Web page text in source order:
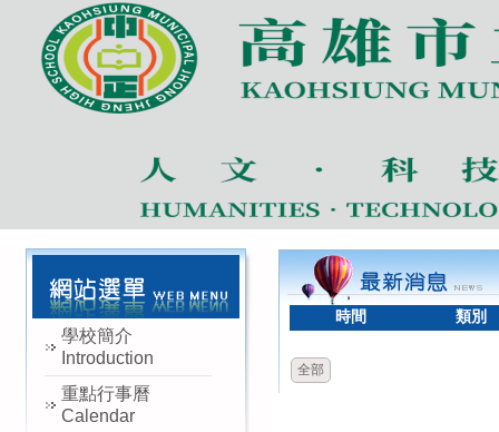
學校簡介
Introduction
重點行事曆
Calendar
時間 類別
全部